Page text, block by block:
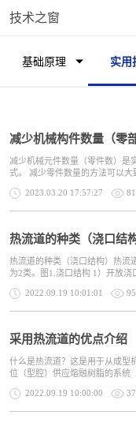
技术之窗
基础原理 实用
减少机械元件数量（零件数）是
式。 减少零件数量的方法可以大
2023.03.20 17:57:27
热流道的种类（浇口结构
热流道的种类（浇口结构）热流
为2类。图1.浇口结构 1）开放浇
2022.09.19 10:01:01
采用热流道的优点介绍
什么是热流道？这是用于从成型
位（型腔）供应熔融树脂的系统
2022.09.19 10:00:00